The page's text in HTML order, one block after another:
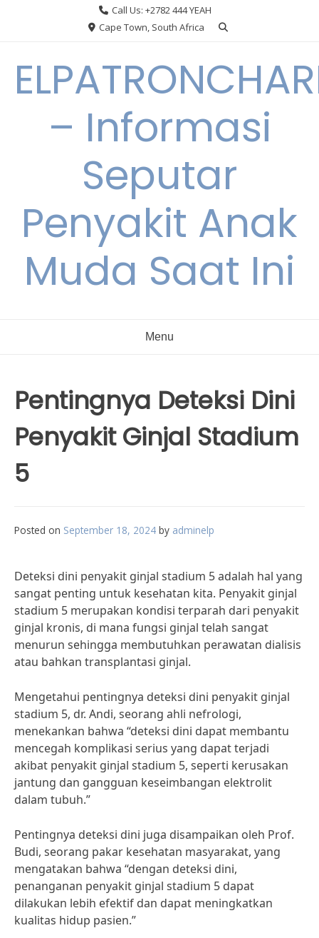
Call Us: +2782 444 YEAH
Cape Town, South Africa
– Informasi
Seputar
Penyakit Anak
Muda Saat Ini
Menu
Pentingnya Deteksi Dini
Penyakit Ginjal Stadium
5
Posted on September 18, 2024 by adminelp
Deteksi dini penyakit ginjal stadium 5 adalah hal yang
sangat penting untuk kesehatan kita. Penyakit ginjal
stadium 5 merupakan kondisi terparah dari penyakit
ginjal kronis, di mana fungsi ginjal telah sangat
menurun sehingga membutuhkan perawatan dialisis
atau bahkan transplantasi ginjal.
Mengetahui pentingnya deteksi dini penyakit ginjal
stadium 5, dr. Andi, seorang ahli nefrologi,
menekankan bahwa “deteksi dini dapat membantu
mencegah komplikasi serius yang dapat terjadi
akibat penyakit ginjal stadium 5, seperti kerusakan
jantung dan gangguan keseimbangan elektrolit
dalam tubuh.”
Pentingnya deteksi dini juga disampaikan oleh Prof.
Budi, seorang pakar kesehatan masyarakat, yang
mengatakan bahwa “dengan deteksi dini,
penanganan penyakit ginjal stadium 5 dapat
dilakukan lebih efektif dan dapat meningkatkan
kualitas hidup pasien.”